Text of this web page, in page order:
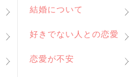
結婚について
好きでない人との恋愛
恋愛が不安